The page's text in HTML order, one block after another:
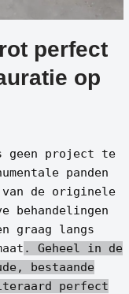
perfect
op
geen project te
panden
van de originele
behandelingen
graag langs
. Geheel in de
bestaande
perfect